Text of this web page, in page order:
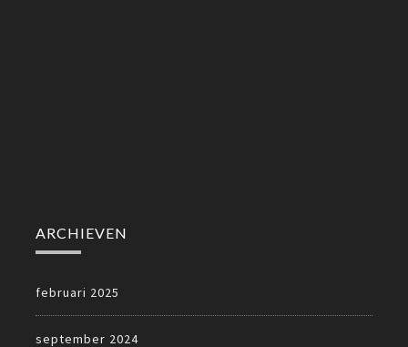
ARCHIEVEN
februari 2025
september 2024